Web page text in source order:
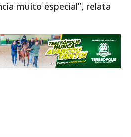
muito especial”, relata